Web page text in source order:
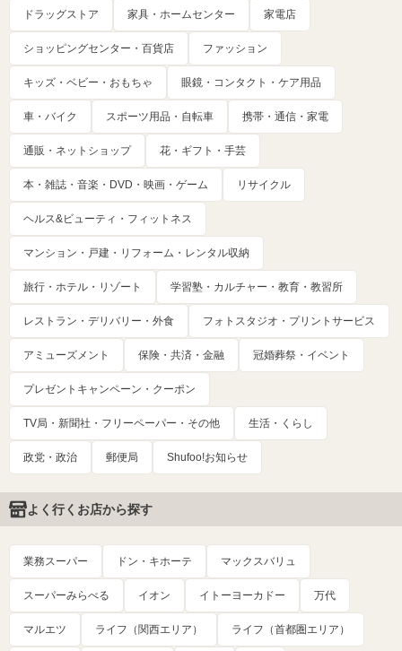
ドラッグストア 家具・ホームセンター 家電店
ショッピングセンター・百貨店 ファッション
キッズ・ベビー・おもちゃ 眼鏡・コンタクト・ケア用品
車・バイク スポーツ用品・自転車 携帯・通信・家電
通販・ネットショップ 花・ギフト・手芸
本・雑誌・音楽・DVD・映画・ゲーム リサイクル
ヘルス&ビューティ・フィットネス
マンション・戸建・リフォーム・レンタル収納
旅行・ホテル・リゾート 学習塾・カルチャー・教育・教習所
レストラン・デリバリー・外食 フォトスタジオ・プリントサービス
アミューズメント 保険・共済・金融 冠婚葬祭・イベント
プレゼントキャンペーン・クーポン
TV局・新聞社・フリーペーパー・その他 生活・くらし
政党・政治 郵便局 Shufoo!お知らせ
よく行くお店から探す
業務スーパー ドン・キホーテ マックスバリュ
スーパーみらべる イオン イトーヨーカドー 万代
マルエツ ライフ（関西エリア） ライフ（首都圏エリア）